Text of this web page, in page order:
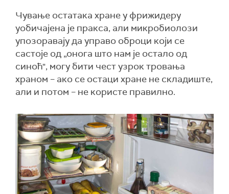
Чување остатака хране у фрижидеру
уобичајена је пракса, али микробиолози
упозоравају да управо оброци који се
састоје од „онога што нам је остало од
синоћ", могу бити чест узрок тровања
храном – ако се остаци хране не складиште,
али и потом – не користе правилно.